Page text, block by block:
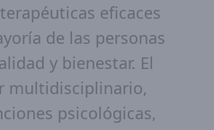
eficaces
de las personas
y bienestar. El
multidisciplinario,
psicológicas,